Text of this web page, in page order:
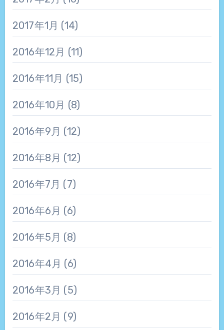
2017年1月 (14)
2016年12月 (11)
2016年11月 (15)
2016年10月 (8)
2016年9月 (12)
2016年8月 (12)
2016年7月 (7)
2016年6月 (6)
2016年5月 (8)
2016年4月 (6)
2016年3月 (5)
2016年2月 (9)